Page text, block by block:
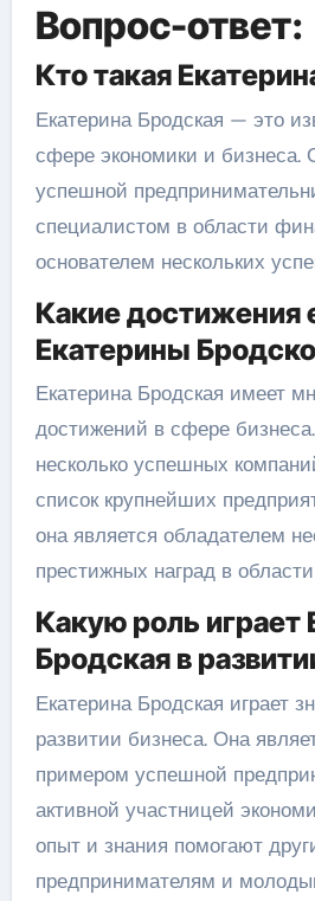
Вопрос-ответ:
Кто такая
Екатерина Бродская — это
сфере экономики и бизнеса.
успешной
специалистом в области
основателем нескольких
Какие достижения
Екатерины
Екатерина Бродская имеет
достижений в сфере
несколько успешных
список крупнейших
она является обладателем
престижных наград в
Какую роль играет
Бродская в
Екатерина Бродская играет
развитии бизнеса. Она
примером успешной
активной участницей
опыт и знания помогают
предпринимателям и